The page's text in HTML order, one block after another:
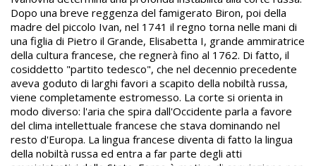
Dopo una breve reggenza del famigerato Biron, poi della
madre del piccolo Ivan, nel 1741 il regno torna nelle mani di
una figlia di Pietro il Grande, Elisabetta I, grande ammiratrice
della cultura francese, che regnerà fino al 1762. Di fatto, il
cosiddetto "partito tedesco", che nel decennio precedente
aveva goduto di larghi favori a scapito della nobiltà russa,
viene completamente estromesso. La corte si orienta in
modo diverso: l'aria che spira dall'Occidente parla a favore
del clima intellettuale francese che stava dominando nel
resto d'Europa. La lingua francese diventa di fatto la lingua
della nobiltà russa ed entra a far parte degli atti